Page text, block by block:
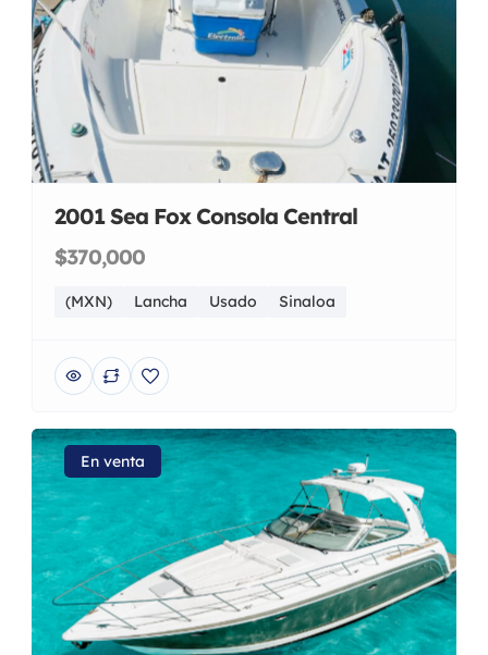
2001 Sea Fox Consola Central
$370,000
(MXN) Lancha Usado Sinaloa
En venta